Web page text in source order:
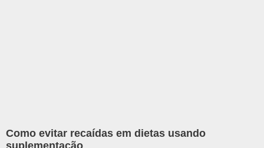
Como evitar recaídas em dietas usando
suplementação